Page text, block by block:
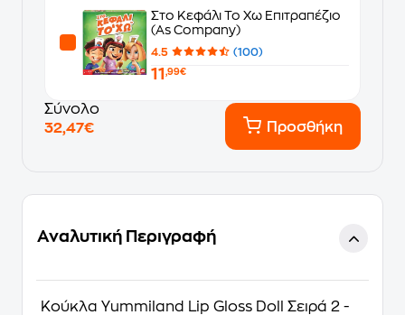
Στο Κεφάλι Το Χω Επιτραπέζιο
(As Company)
4.5 (100)
11 ,99€
Σύνολο
32,47€
Προσθήκη
Αναλυτική Περιγραφή
Κούκλα Yummiland Lip Gloss Doll Σειρά 2 -